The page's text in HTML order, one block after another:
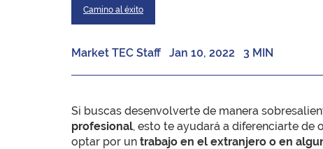
Camino al éxito
Market TEC Staff Jan 10, 2022 3 MIN
Si buscas desenvolverte de manera
profesional, esto te ayudará a diferenciarte de
optar por un trabajo en el extranjero o en